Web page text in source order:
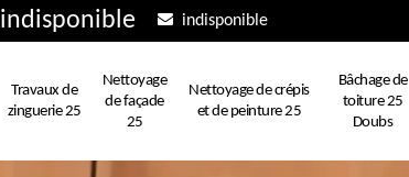
indisponible indisponible
Travaux de
zinguerie 25
Nettoyage
de façade
25
Nettoyage de crépis
et de peinture 25
Bâchage de
toiture 25
Doubs